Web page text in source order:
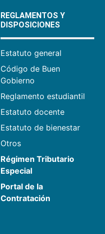
REGLAMENTOS Y
DISPOSICIONES
Estatuto general
Código de Buen
Gobierno
Reglamento estudiantil
Estatuto docente
Estatuto de bienestar
Otros
Régimen Tributario
Especial
Portal de la
Contratación